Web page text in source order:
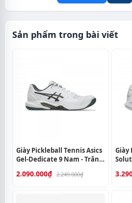
Sản phẩm trong bài viết
Giày Pickleball Tennis Asics
Gel-Dedicate 9 Nam - Trắng
2.090.000₫ 2.249.000₫
Giày